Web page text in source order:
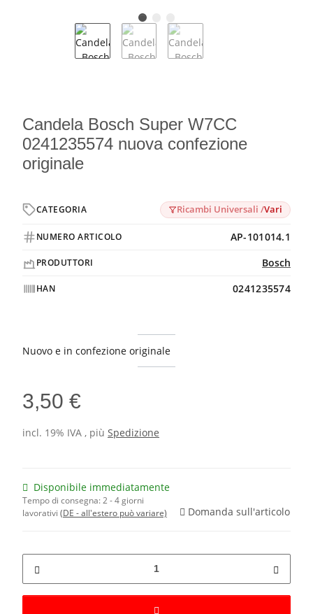
Candela Bosch Super W7CC
0241235574 nuova confezione
originale
CATEGORIA Ricambi Universali /Vari
NUMERO ARTICOLO AP-101014.1
PRODUTTORI Bosch
HAN 0241235574
Nuovo e in confezione originale
3,50 €
incl. 19% IVA , più Spedizione
Disponibile immediatamente
Tempo di consegna:2 - 4 giorni
lavorativi (DE - all'estero può variare) Domanda sull'articolo